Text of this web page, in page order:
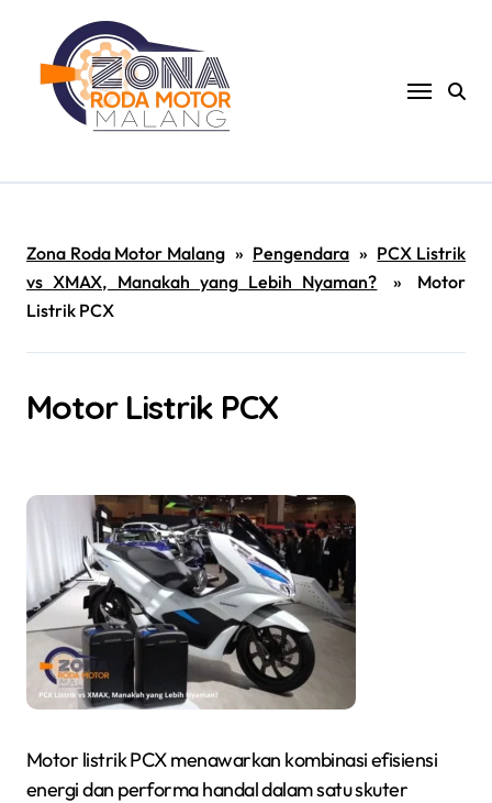
content
Zona Roda Motor Malang » Pengendara » PCX Listrik
vs XMAX, Manakah yang Lebih Nyaman?
»
Motor
Listrik PCX
Motor Listrik PCX
Motor listrik PCX menawarkan kombinasi efisiensi
energi dan performa handal dalam satu skuter